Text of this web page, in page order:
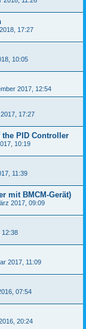
17:27
10:05
2017, 12:54
17:27
PID Controller
10:19
11:39
mit BMCM-Gerät)
2017, 09:09
12:38
2017, 11:09
07:54
20:24